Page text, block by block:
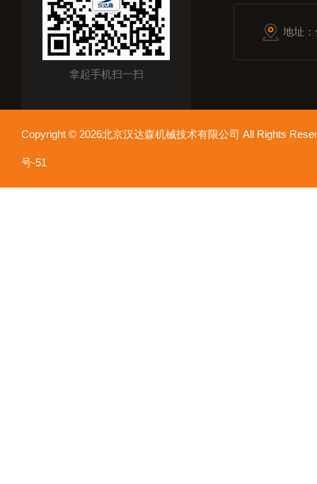
拿起手机扫一扫
地址
Copyright © 2026北京汉达森机械技术有限公司 All Rights
号-51